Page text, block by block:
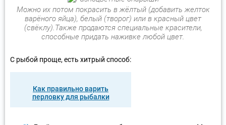
Можно их потом покрасить в жёлтый (добавить желток
варёного яйца), белый (творог) или в красный цвет
(свёклу).Также продаются специальные красители,
способные придать наживке любой цвет.
С рыбой проще, есть хитрый способ:
Как правильно варить
перловку для рыбалки